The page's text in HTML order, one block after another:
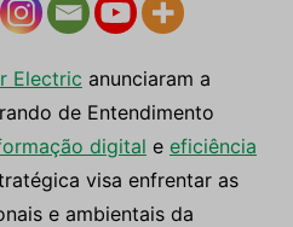
Electric anunciaram a
de Entendimento
digital e eficiência
visa enfrentar as
e ambientais da